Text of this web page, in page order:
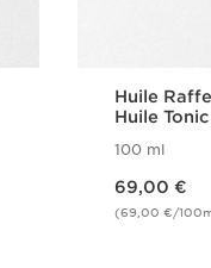
Huile
Huile Tonic
100 ml
69,00 €
(69,00 €/